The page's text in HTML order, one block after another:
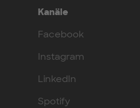
Kanäle
Facebook
Instagram
LinkedIn
Spotify